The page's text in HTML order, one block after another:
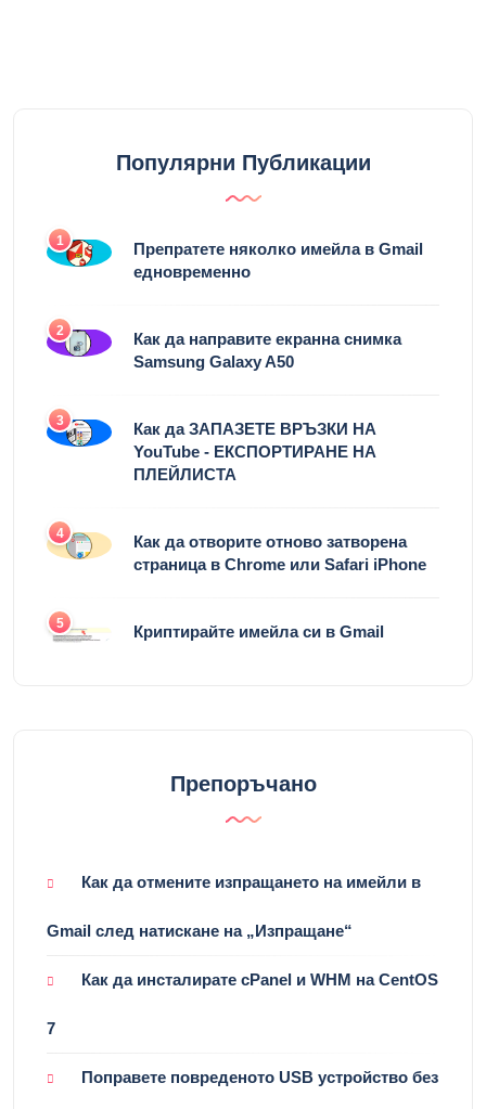
Популярни Публикации
1
Препратете няколко имейла в Gmail
едновременно
2
Как да направите екранна снимка
Samsung Galaxy A50
3
Как да ЗАПАЗЕТЕ ВРЪЗКИ НА
YouTube - ЕКСПОРТИРАНЕ НА
ПЛЕЙЛИСТА
4
Как да отворите отново затворена
страница в Chrome или Safari iPhone
5 Криптирайте имейла си в Gmail
Препоръчано
Как да отмените изпращането на имейли в
Gmail след натискане на „Изпращане“
Как да инсталирате cPanel и WHM на CentOS
7
Поправете повреденото USB устройство без